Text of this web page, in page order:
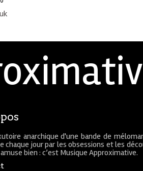
anarchique d'une bande de
chaque jour par les obsessions et les
bien : c’est Musique Approximative.